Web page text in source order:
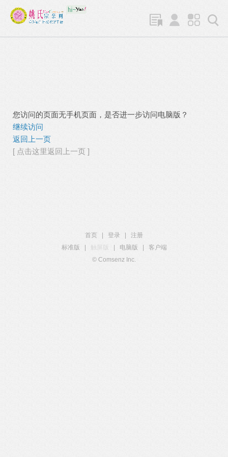
您访问的页面无手机页面，是否进一步访问电脑版？
继续访问
返回上一页
[ 点击这里返回上一页 ]
首页 登录
注册
标准版
触屏版 电脑版
客户端
© Comsenz Inc.